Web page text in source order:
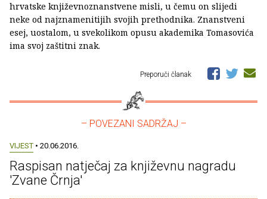
hrvatske književnoznanstvene misli, u čemu on slijedi
neke od najznamenitijih svojih prethodnika. Znanstveni
esej, uostalom, u svekolikom opusu akademika Tomasovića
ima svoj zaštitni znak.
Preporuči članak
– POVEZANI SADRŽAJ –
VIJEST • 20.06.2016.
Raspisan natječaj za književnu nagradu
'Zvane Črnja'